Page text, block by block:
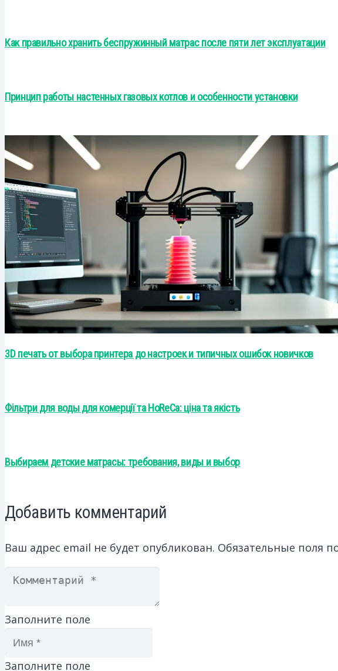
Как правильно хранить беспружинный матрас после пяти лет эксплуатации
Принцип работы настенных газовых котлов и особенности установки
3D печать от выбора принтера до настроек и типичных ошибок новичков
Фільтри для воды для комерції та HoReCa: ціна та якість
Выбираем детские матрасы: требования, виды и выбор
Добавить комментарий
Ваш адрес email не будет опубликован. Обязательные поля
Заполните поле
Заполните поле